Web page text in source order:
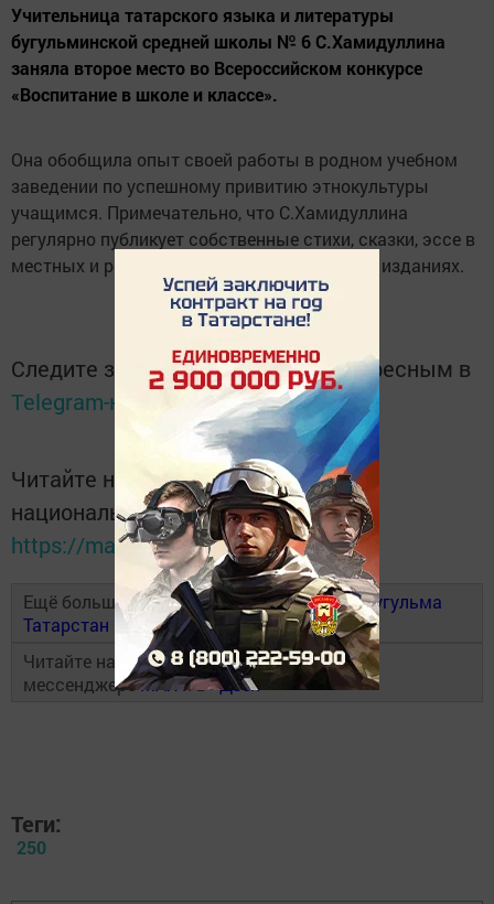
Учительница татарского языка и литературы
бугульминской средней школы № 6 С.Хамидуллина
заняла второе место во Всероссийском конкурсе
«Воспитание в школе и классе».
Она обобщила опыт своей работы в родном учебном
заведении по успешному привитию этнокультуры
учащимся. Примечательно, что С.Хамидуллина
регулярно публикует собственные стихи, сказки, эссе в
местных и республиканских периодических изданиях.
Следите за самым важным и интересным в
Telegram-канале
Татмедиа
Читайте новости Татарстана в
национальном мессенджере MАХ:
https://max.ru/tatmedia
Ещё больше новостей в Telegram-каналеБугульма
Татарстан
Читайте наши новости в национальном
мессенджереMAXи в«Дзен»
Теги:
250